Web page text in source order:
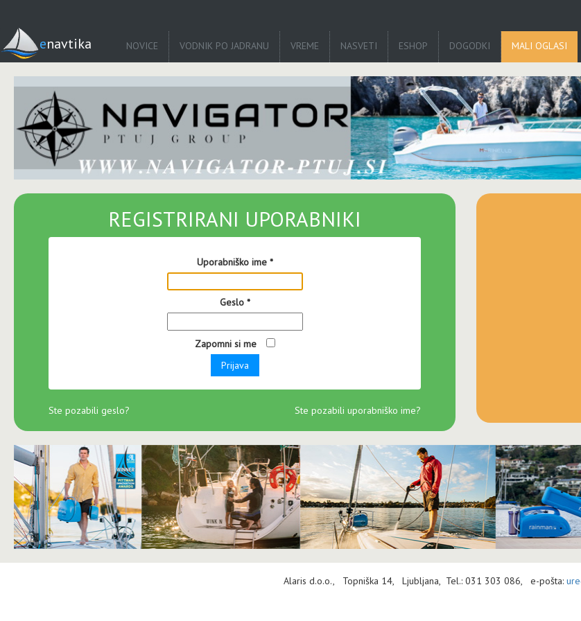
enavtika NOVICE VODNIK PO JADRANU VREME NASVETI ESHOP DOGODKI MALI OGLASI
REGISTRIRANI UPORABNIKI
Uporabniško ime*
Geslo*
Zapomni si me
Prijava
Ste pozabili geslo? Ste pozabili uporabniško ime?
Alaris d.o.o., Topniška 14, Ljubljana, Tel.: 031 303 086, e-pošta: